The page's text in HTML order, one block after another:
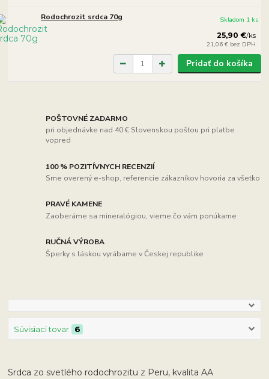
Rodochrozit srdca 70g
25,90 €/ks
21,06 € bez DPH
Skladom 1 ks
Pridať do košíka
POŠTOVNÉ ZADARMO
pri objednávke nad 40 € Slovenskou poštou pri platbe
vopred
100 % POZITÍVNYCH RECENZIÍ
Sme overený e-shop, referencie zákazníkov hovoria za všetko
PRAVÉ KAMENE
Zaoberáme sa mineralógiou, vieme čo vám ponúkame
RUČNÁ VÝROBA
Šperky s láskou vyrábame v Českej republike
Súvisiaci tovar 6
Srdca zo svetlého rodochrozitu z Peru, kvalita AA